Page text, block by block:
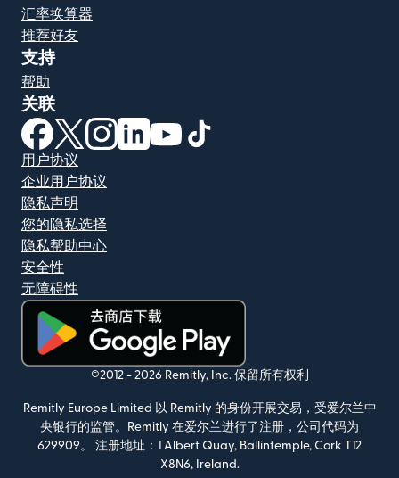
汇率换算器
推荐好友
支持
帮助
关联
（在新窗口中打开）
（在新窗口中打开）
（在新窗口中打开）
（在新窗口中打开）
（在新窗口中打开）
用户协议
企业用户协议
隐私声明
您的隐私选择
隐私帮助中心
安全性
无障碍性
（在新窗口中打开）
©2012 - 2026 Remitly, Inc. 保留所有权利
Remitly Europe Limited 以 Remitly 的身份开展交易，受爱尔兰中
央银行的监管。Remitly 在爱尔兰进行了注册，公司代码为
629909。 注册地址：1 Albert Quay, Ballintemple, Cork T12
X8N6, Ireland.